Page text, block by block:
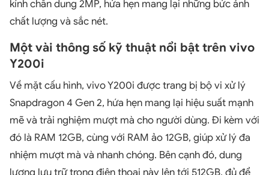
kính chân dung 2MP, hứa hẹn mang lại những bức ảnh
chất lượng và sắc nét.
Một vài thông số kỹ thuật nổi bật trên vivo
Y200i
Về mặt cấu hình, vivo Y200i được trang bị bộ vi xử lý
Snapdragon 4 Gen 2, hứa hẹn mang lại hiệu suất mạnh
mẽ và trải nghiệm mượt mà cho người dùng. Đi kèm với
đó là RAM 12GB, cùng với RAM ảo 12GB, giúp xử lý đa
nhiệm mượt mà và nhanh chóng. Bên cạnh đó, dung
lượng lưu trữ trong điện thoại này lên tới 512GB, đủ để